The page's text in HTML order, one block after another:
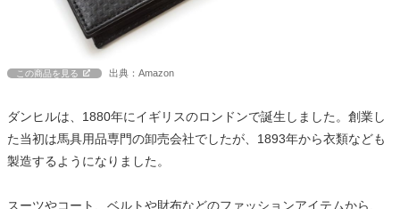
この商品を見る 出典：Amazon
ダンヒルは、1880年にイギリスのロンドンで誕生しました。創業し
た当初は馬具用品専門の卸売会社でしたが、1893年から衣類なども
製造するようになりました。
スーツやコート、ベルトや財布などのファッションアイテムから、